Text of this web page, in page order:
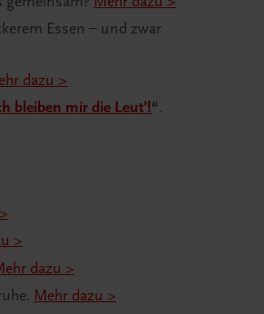
Essen – und zwar
dazu >
bleiben mir die Leut’!“.
>
dazu >
Mehr dazu >